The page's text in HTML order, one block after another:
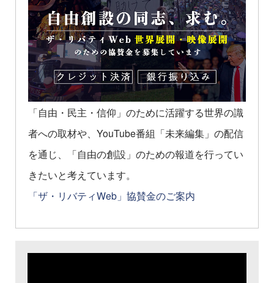
「自由・民主・信仰」のために活躍する世界の識
者への取材や、YouTube番組「未来編集」の配信
を通じ、「自由の創設」のための報道を行ってい
きたいと考えています。
「ザ・リバティWeb」協賛金のご案内